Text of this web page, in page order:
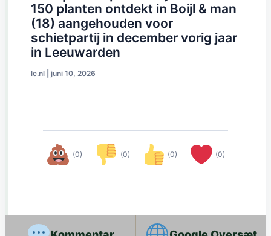
150 planten ontdekt in Boijl & man
(18) aangehouden voor
schietpartij in december vorig jaar
in Leeuwarden
lc.nl juni 10, 2026
(0) (0) (0) (0)